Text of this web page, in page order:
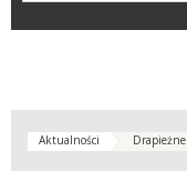
Aktualności